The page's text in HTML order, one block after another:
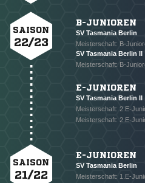
SAISON
22/23
B-JUNIOREN
SV Tasmania Berlin
Meisterschaft: B-
SV Tasmania Berlin II
Meisterschaft: B-
E-JUNIOREN
SV Tasmania Berlin II
Meisterschaft: 2.E-
Meisterschaft: 2.E-
SAISON
21/22
E-JUNIOREN
SV Tasmania Berlin
Meisterschaft: 1.E-